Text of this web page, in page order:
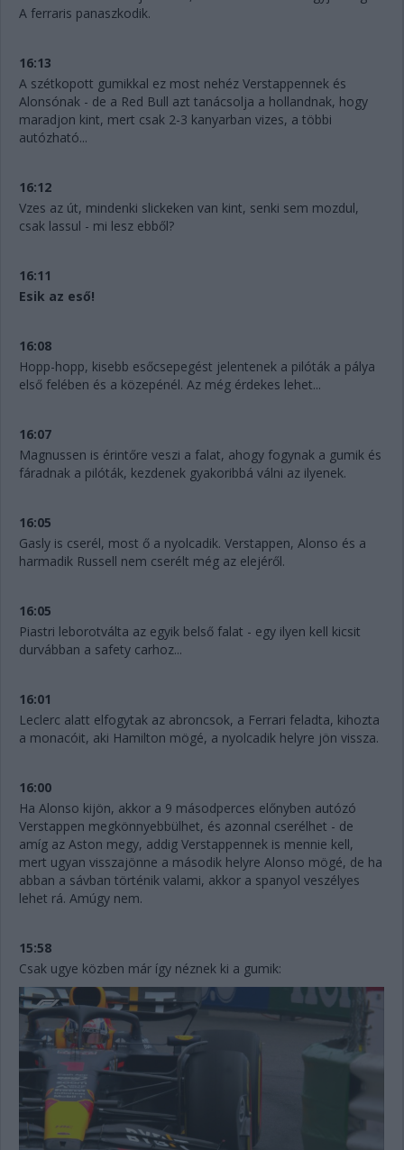
A ferraris panaszkodik.
16:13
A szétkopott gumikkal ez most nehéz Verstappennek és
Alonsónak - de a Red Bull azt tanácsolja a hollandnak, hogy
maradjon kint, mert csak 2-3 kanyarban vizes, a többi
autózható...
16:12
Vzes az út, mindenki slickeken van kint, senki sem mozdul,
csak lassul - mi lesz ebből?
16:11
Esik az eső!
16:08
Hopp-hopp, kisebb esőcsepegést jelentenek a pilóták a pálya
első felében és a közepénél. Az még érdekes lehet...
16:07
Magnussen is érintőre veszi a falat, ahogy fogynak a gumik és
fáradnak a pilóták, kezdenek gyakoribbá válni az ilyenek.
16:05
Gasly is cserél, most ő a nyolcadik. Verstappen, Alonso és a
harmadik Russell nem cserélt még az elejéről.
16:05
Piastri leborotválta az egyik belső falat - egy ilyen kell kicsit
durvábban a safety carhoz...
16:01
Leclerc alatt elfogytak az abroncsok, a Ferrari feladta, kihozta
a monacóit, aki Hamilton mögé, a nyolcadik helyre jön vissza.
16:00
Ha Alonso kijön, akkor a 9 másodperces előnyben autózó
Verstappen megkönnyebbülhet, és azonnal cserélhet - de
amíg az Aston megy, addig Verstappennek is mennie kell,
mert ugyan visszajönne a második helyre Alonso mögé, de ha
abban a sávban történik valami, akkor a spanyol veszélyes
lehet rá. Amúgy nem.
15:58
Csak ugye közben már így néznek ki a gumik: